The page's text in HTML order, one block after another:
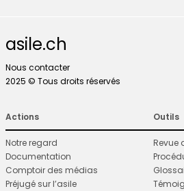
asile.ch
Nous contacter
2025 © Tous droits réservés
Actions
Notre regard
Documentation
Comptoir des médias
Préjugé sur l’asile
Outils
Revue